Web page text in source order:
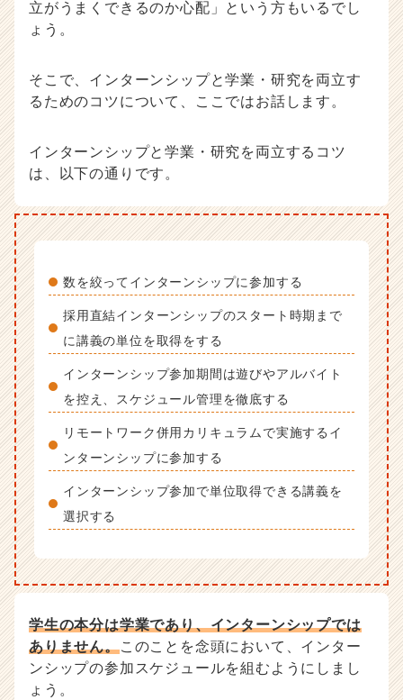
立がうまくできるのか心配」という方もいるでし
ょう。
そこで、インターンシップと学業・研究を両立す
るためのコツについて、ここではお話します。
インターンシップと学業・研究を両立するコツ
は、以下の通りです。
数を絞ってインターンシップに参加する
採用直結インターンシップのスタート時期まで
に講義の単位を取得をする
インターンシップ参加期間は遊びやアルバイト
を控え、スケジュール管理を徹底する
リモートワーク併用カリキュラムで実施するイ
ンターンシップに参加する
インターンシップ参加で単位取得できる講義を
選択する
学生の本分は学業であり、インターンシップでは
ありません。このことを念頭において、インター
ンシップの参加スケジュールを組むようにしまし
ょう。